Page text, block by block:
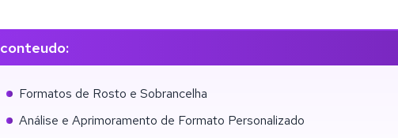
conteudo:
Formatos de Rosto e Sobrancelha
Análise e Aprimoramento de Formato Personalizado